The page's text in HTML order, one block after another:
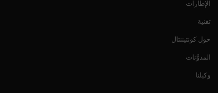
الإطارات
تقنية
حول كونتيننتال
المدوَّنات
وكيلنا